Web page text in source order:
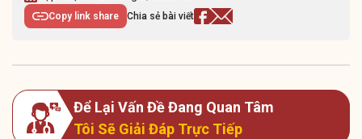
Copy link share Chia sẻ bài viết
Để Lại Vấn Đề Đang Quan Tâm
Tôi Sẽ Giải Đáp Trực Tiếp